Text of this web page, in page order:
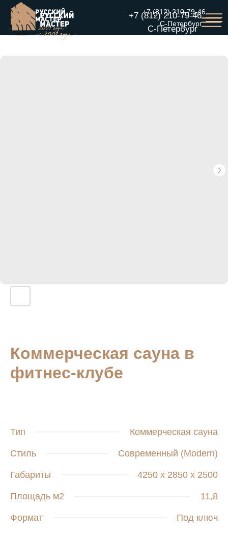
+7 (812) 210-79-46
С-Петербург
+7 (812) 210-79-46
С-Петербург
Коммерческая сауна в
фитнес-клубе
Тип Коммерческая сауна
Стиль Современный (Modern)
Габариты 4250 х 2850 х 2500
Площадь м2 11,8
Формат Под ключ